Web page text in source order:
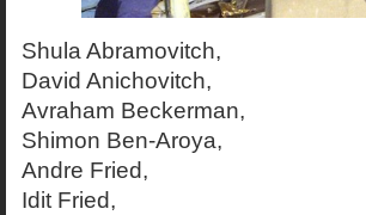
Shula Abramovitch,
David Anichovitch,
Avraham Beckerman,
Shimon Ben-Aroya,
Andre Fried,
Idit Fried,